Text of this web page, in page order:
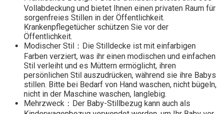
Vollabdeckung und bietet Ihnen einen privaten Raum für
sorgenfreies Stillen in der Öffentlichkeit.
Krankenpflegetücher schützen Sie vor der
Öffentlichkeit.
Modischer Stil：Die Stilldecke ist mit einfarbigen
Farben verziert, was ihr einen modischen und einfachen
Stil verleiht und es Müttern ermöglicht, ihren
persönlichen Stil auszudrücken, während sie ihre Babys
stillen. Bitte bei Bedarf von Hand waschen, nicht bügeln,
nicht in der Maschine waschen, langlebig.
Mehrzweck：Der Baby-Stillbezug kann auch als